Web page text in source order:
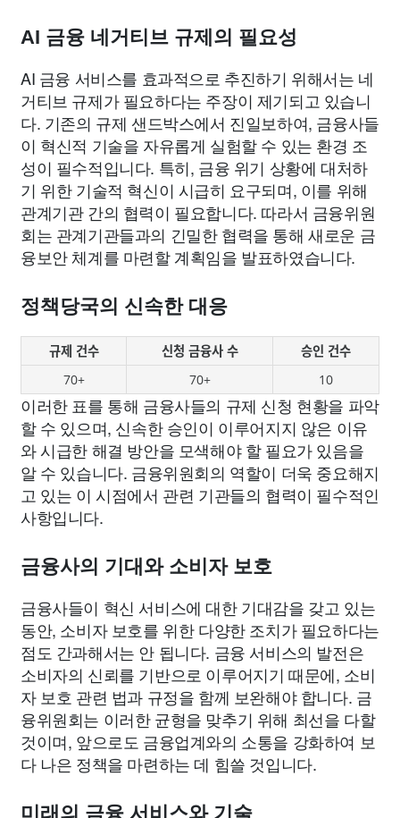
AI 금융 네거티브 규제의 필요성
AI 금융 서비스를 효과적으로 추진하기 위해서는 네
거티브 규제가 필요하다는 주장이 제기되고 있습니
다. 기존의 규제 샌드박스에서 진일보하여, 금융사들
이 혁신적 기술을 자유롭게 실험할 수 있는 환경 조
성이 필수적입니다. 특히, 금융 위기 상황에 대처하
기 위한 기술적 혁신이 시급히 요구되며, 이를 위해
관계기관 간의 협력이 필요합니다. 따라서 금융위원
회는 관계기관들과의 긴밀한 협력을 통해 새로운 금
융보안 체계를 마련할 계획임을 발표하였습니다.
정책당국의 신속한 대응
규제 건수 신청 금융사 수
승인 건수
70+
70+ 10
이러한 표를 통해 금융사들의 규제 신청 현황을 파악
할 수 있으며, 신속한 승인이 이루어지지 않은 이유
와 시급한 해결 방안을 모색해야 할 필요가 있음을
알 수 있습니다. 금융위원회의 역할이 더욱 중요해지
고 있는 이 시점에서 관련 기관들의 협력이 필수적인
사항입니다.
금융사의 기대와 소비자 보호
금융사들이 혁신 서비스에 대한 기대감을 갖고 있는
동안, 소비자 보호를 위한 다양한 조치가 필요하다는
점도 간과해서는 안 됩니다. 금융 서비스의 발전은
소비자의 신뢰를 기반으로 이루어지기 때문에, 소비
자 보호 관련 법과 규정을 함께 보완해야 합니다. 금
융위원회는 이러한 균형을 맞추기 위해 최선을 다할
것이며, 앞으로도 금융업계와의 소통을 강화하여 보
다 나은 정책을 마련하는 데 힘쓸 것입니다.
미래의 금융 서비스와 기술